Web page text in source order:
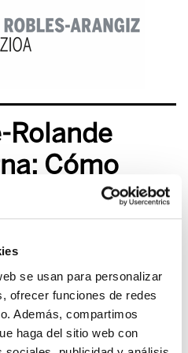
se usan para personalizar
ofrecer funciones de redes
Además, compartimos
haga del sitio web con
Rolande
Cómo
junto
para mejorar